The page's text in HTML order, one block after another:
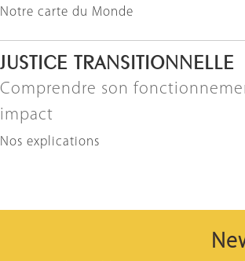
Notre carte du Monde
JUSTICE TRANSITIONNELLE
Comprendre son
impact
Nos explications